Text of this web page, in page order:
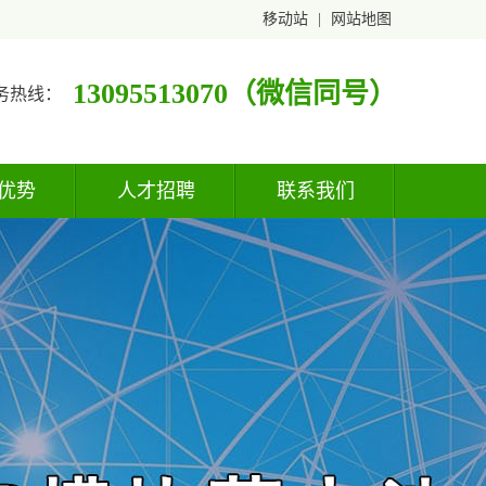
移动站 网站地图
热线： 13095513070（微信同号）
势 人才招聘 联系我们